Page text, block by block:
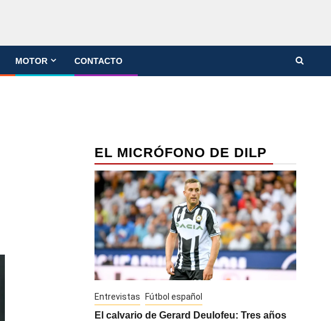
MOTOR CONTACTO
EL MICRÓFONO DE DILP
Entrevistas Fútbol español
El calvario de Gerard Deulofeu: Tres años